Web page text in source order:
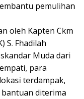
pemulihan
oleh Kapten Ckm
S. Fhadilah
Muda dari
para
terdampak,
diterima